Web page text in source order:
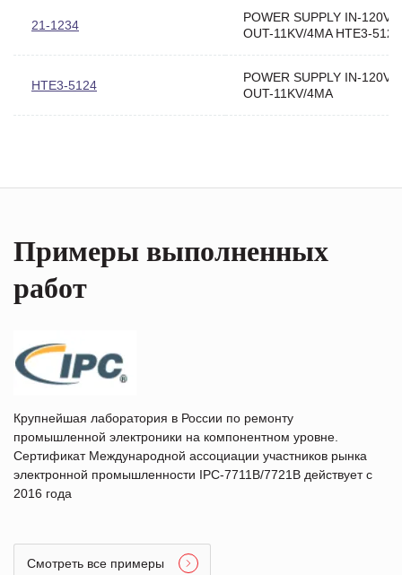
21-1234
POWER SUPPLY IN-
OUT-11KV/4MA HTE3-5124
HTE3-5124
POWER SUPPLY IN-
OUT-11KV/4MA
Примеры выполненных
работ
Крупнейшая лаборатория в России по ремонту
промышленной электроники на компонентном уровне.
Сертификат Международной ассоциации участников рынка
электронной промышленности IPC-7711B/7721B действует с
2016 года
Смотреть все примеры